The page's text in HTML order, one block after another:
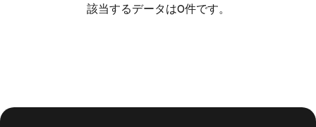
該当するデータは0件です。